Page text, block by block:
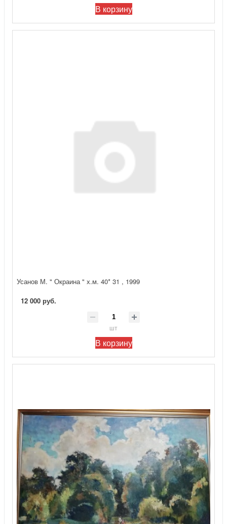
В корзину
Усанов М. " Окраина " х.м. 40* 31 , 1999
12 000 руб.
шт
В корзину